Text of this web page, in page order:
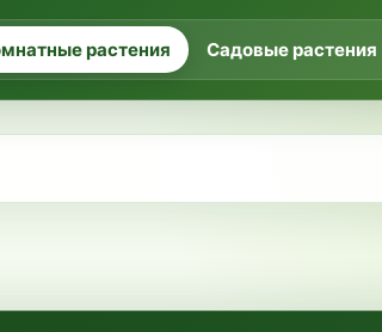
растения Садовые растения